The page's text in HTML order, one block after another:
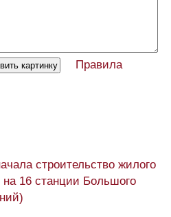
Правила
строительство жилого
на 16 станции Большого